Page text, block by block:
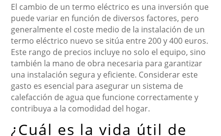
El cambio de un termo eléctrico es una inversión que
puede variar en función de diversos factores, pero
generalmente el coste medio de la instalación de un
termo eléctrico nuevo se sitúa entre 200 y 400 euros.
Este rango de precios incluye no solo el equipo, sino
también la mano de obra necesaria para garantizar
una instalación segura y eficiente. Considerar este
gasto es esencial para asegurar un sistema de
calefacción de agua que funcione correctamente y
contribuya a la comodidad del hogar.
¿Cuál es la vida útil de